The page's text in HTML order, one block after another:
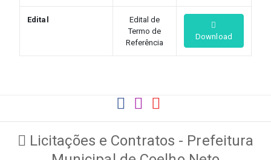
Edital
Edital de
Termo de
Referência
Download
Licitações e Contratos - Prefeitura